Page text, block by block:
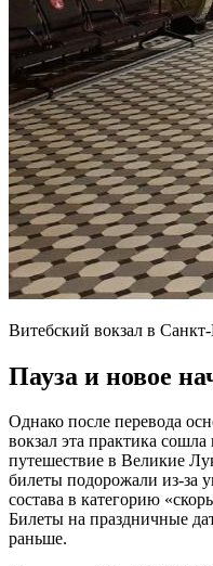
Витебский вокзал в
Пауза и новое
Однако после перевода
вокзал эта практика
путешествие в Великие
билеты подорожали из-за
состава в категорию
Билеты на праздничные
раньше.